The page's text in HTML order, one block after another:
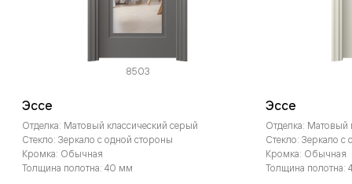
8503
Эссе
Отделка: Матовый классический серый
Стекло: Зеркало с одной стороны
Кромка: Обычная
Толщина полотна: 40 мм
Эссе
Отделка:
Стекло: Зеркало с
Кромка: Обычная
Толщина полотна: